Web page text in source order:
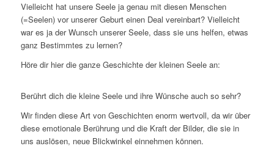
Vielleicht hat unsere Seele ja genau mit diesen Menschen
(=Seelen) vor unserer Geburt einen Deal vereinbart? Vielleicht
war es ja der Wunsch unserer Seele, dass sie uns helfen, etwas
ganz Bestimmtes zu lernen?
Höre dir hier die ganze Geschichte der kleinen Seele an:
Berührt dich die kleine Seele und ihre Wünsche auch so sehr?
Wir finden diese Art von Geschichten enorm wertvoll, da wir über
diese emotionale Berührung und die Kraft der Bilder, die sie in
uns auslösen, neue Blickwinkel einnehmen können.